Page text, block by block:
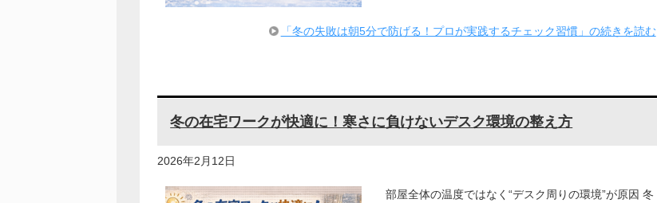
「冬の失敗は朝5分で防げる！プロが実践するチェック習慣」の続きを読む
冬の在宅ワークが快適に！寒さに負けないデスク環境の整え方
2026年2月12日
部屋全体の温度ではなく“デスク周りの環境”が原因 冬